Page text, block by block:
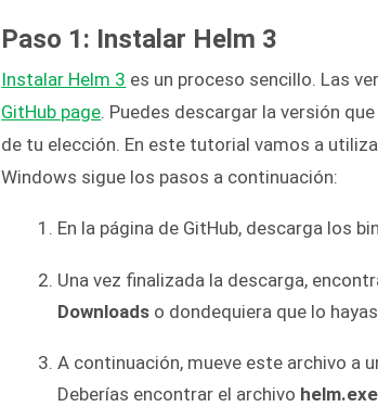
Paso 1: Instalar Helm 3
Instalar Helm 3 es un proceso sencillo. Las
GitHub page. Puedes descargar la versión
de tu elección. En este tutorial vamos a
Windows sigue los pasos a continuación:
En la página de GitHub, descarga los
Una vez finalizada la descarga,
Downloads o dondequiera que lo
A continuación, mueve este archivo a
Deberías encontrar el archivo helm.exe